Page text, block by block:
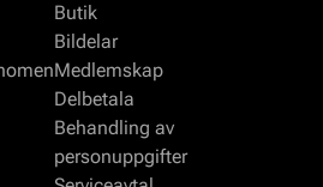
Butik
Bildelar
Medlemskap
Delbetala
Behandling av
personuppgifter